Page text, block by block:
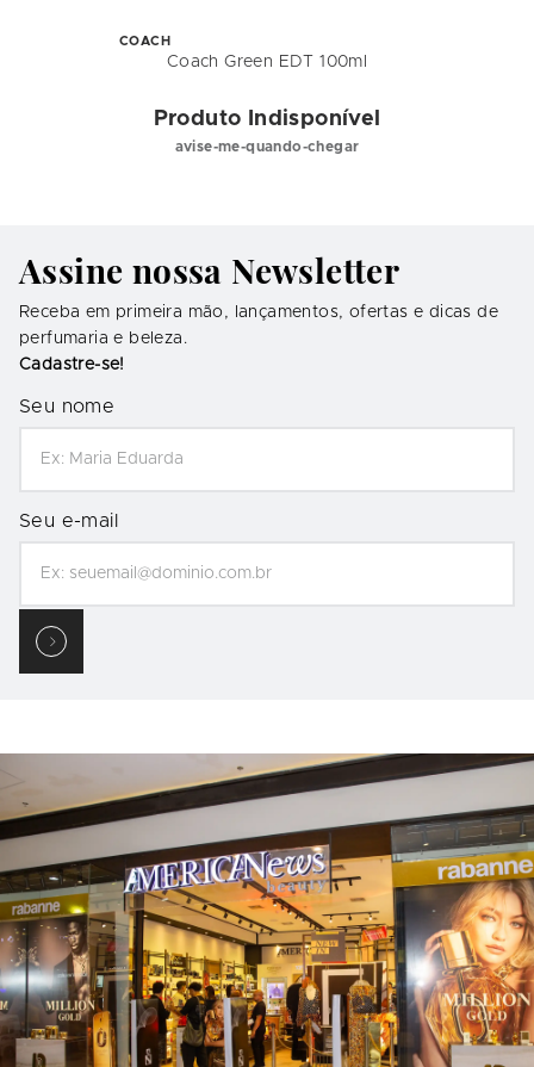
COACH
Coach Green EDT 100ml
Produto Indisponível
avise-me-quando-chegar
Assine nossa Newsletter
Receba em primeira mão, lançamentos, ofertas e dicas de
perfumaria e beleza.
Cadastre-se!
Seu nome
Seu e-mail